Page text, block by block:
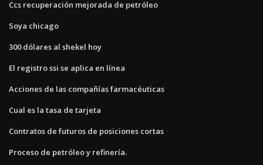
Ccs recuperación mejorada de petróleo
Soya chicago
300 dólares al shekel hoy
El registro ssi se aplica en línea
Acciones de las compañías farmacéuticas
Cual es la tasa de tarjeta
Contratos de futuros de posiciones cortas
Proceso de petróleo y refinería.